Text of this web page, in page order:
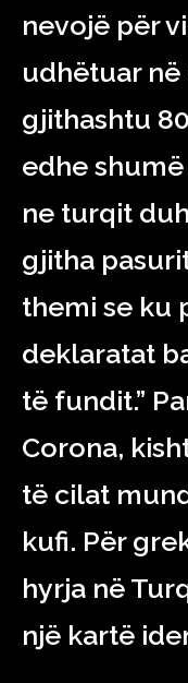
nevojë për
udhëtuar në
gjithashtu
edhe shumë
ne turqit
gjitha
themi se ku
deklaratat
të fundit.”
Corona,
të cilat
kufi. Për
hyrja në
një kartë